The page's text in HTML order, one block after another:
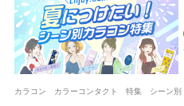
カラコン カラーコンタクト 特集 シーン